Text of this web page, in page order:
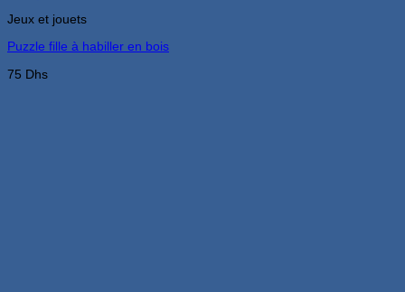
Jeux et jouets
Puzzle fille à habiller en bois
75 Dhs